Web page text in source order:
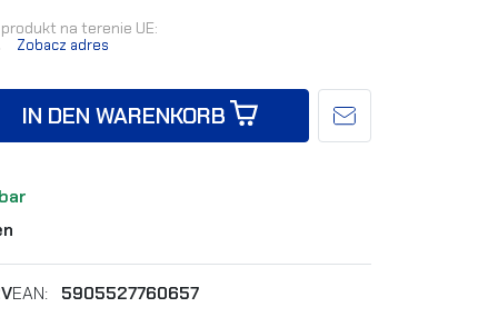
na terenie UE:
Zobacz adres
IN DEN WARENKORB
EAN: 5905527760657